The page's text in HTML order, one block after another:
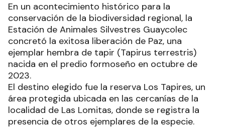
En un acontecimiento histórico para la
conservación de la biodiversidad regional, la
Estación de Animales Silvestres Guaycolec
concretó la exitosa liberación de Paz, una
ejemplar hembra de tapir (Tapirus terrestris)
nacida en el predio formoseño en octubre de
2023.
El destino elegido fue la reserva Los Tapires, un
área protegida ubicada en las cercanías de la
localidad de Las Lomitas, donde se registra la
presencia de otros ejemplares de la especie.